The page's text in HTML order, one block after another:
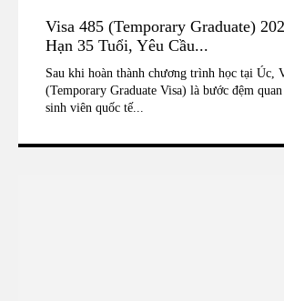
Visa 485 (Temporary Graduate)
Hạn 35 Tuổi, Yêu Cầu...
Sau khi hoàn thành chương trình học tại Úc,
(Temporary Graduate Visa) là bước đệm
sinh viên quốc tế...